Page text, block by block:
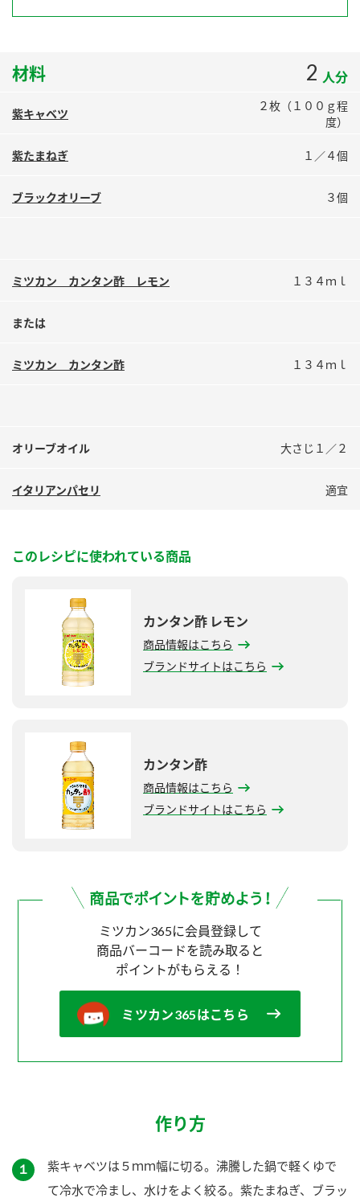
お酢を知ろう！
ぽん酢サワー
ミツカンのCM
地図から取り扱い店舗を探す
検索
業務用サイト
材料 2 人分
紫キャベツ
２枚（１００ｇ程
度）
紫たまねぎ １／４個
ブラックオリーブ ３個
ミツカン カンタン酢 レモン １３４ｍｌ
または
ミツカン カンタン酢 １３４ｍｌ
オリーブオイル 大さじ１／２
イタリアンパセリ 適宜
このレシピに使われている商品
カンタン酢 レモン
商品情報はこちら
ブランドサイトはこちら
カンタン酢
商品情報はこちら
ブランドサイトはこちら
ミツカン365に会員登録して
商品バーコードを読み取ると
ポイントがもらえる！
ミツカン365はこちら
作り方
１
紫キャベツは５ｍｍ幅に切る。沸騰した鍋で軽くゆで
て冷水で冷まし、水けをよく絞る。紫たまねぎ、ブラッ